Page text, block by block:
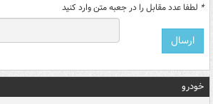
* لطفا عدد مقابل را در جعبه متن وارد کنید
خودرو